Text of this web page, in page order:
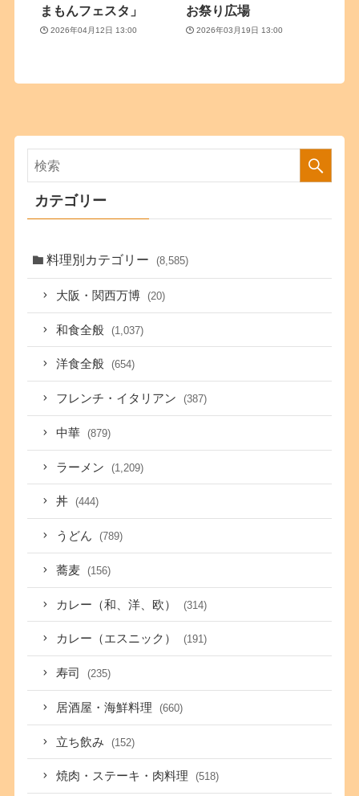
まもんフェスタ」
2026年04月12日 13:00
お祭り広場
2026年03月19日 13:00
カテゴリー
料理別カテゴリー (8,585)
大阪・関西万博 (20)
和食全般 (1,037)
洋食全般 (654)
フレンチ・イタリアン (387)
中華 (879)
ラーメン (1,209)
丼 (444)
うどん (789)
蕎麦 (156)
カレー（和、洋、欧） (314)
カレー（エスニック） (191)
寿司 (235)
居酒屋・海鮮料理 (660)
立ち飲み (152)
焼肉・ステーキ・肉料理 (518)